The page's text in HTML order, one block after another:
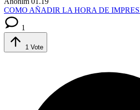
COMO AÑADIR LA HORA DE
1
1 Vote